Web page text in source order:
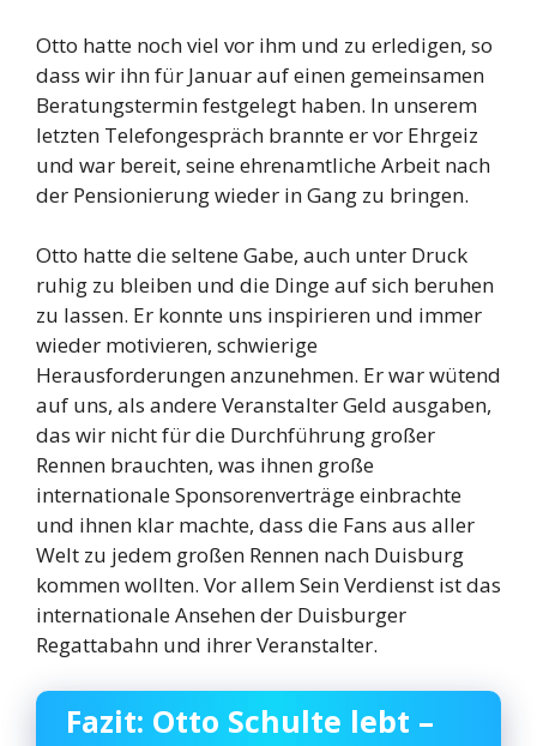
Otto hatte noch viel vor ihm und zu erledigen, so
dass wir ihn für Januar auf einen gemeinsamen
Beratungstermin festgelegt haben. In unserem
letzten Telefongespräch brannte er vor Ehrgeiz
und war bereit, seine ehrenamtliche Arbeit nach
der Pensionierung wieder in Gang zu bringen.
Otto hatte die seltene Gabe, auch unter Druck
ruhig zu bleiben und die Dinge auf sich beruhen
zu lassen. Er konnte uns inspirieren und immer
wieder motivieren, schwierige
Herausforderungen anzunehmen. Er war wütend
auf uns, als andere Veranstalter Geld ausgaben,
das wir nicht für die Durchführung großer
Rennen brauchten, was ihnen große
internationale Sponsorenverträge einbrachte
und ihnen klar machte, dass die Fans aus aller
Welt zu jedem großen Rennen nach Duisburg
kommen wollten. Vor allem Sein Verdienst ist das
internationale Ansehen der Duisburger
Regattabahn und ihrer Veranstalter.
Fazit: Otto Schulte lebt –